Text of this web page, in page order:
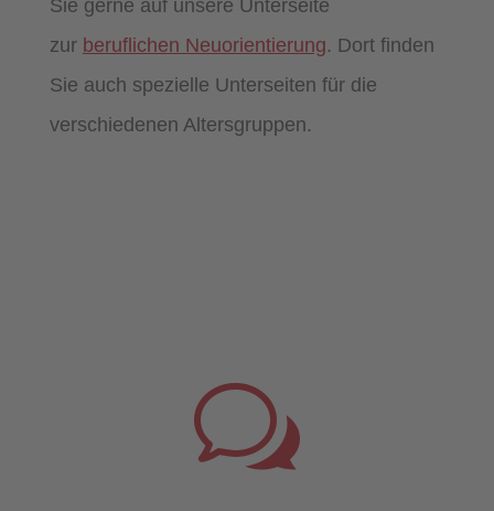
Sie gerne auf unsere Unterseite
zur beruflichen Neuorientierung. Dort finden
Sie auch spezielle Unterseiten für die
verschiedenen Altersgruppen.
w